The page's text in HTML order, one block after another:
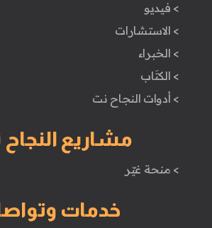
> فيديو
> الاستشارات
> الخبراء
> الكتَاب
> أدوات النجاح نت
مشاريع
> منحة غيّر
خدمات